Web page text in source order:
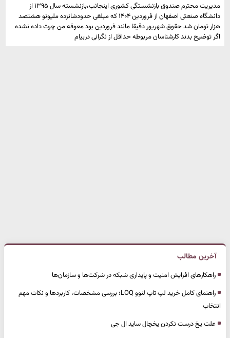
مدیریت محترم صندوق بازنشستگی کشوری اینجانب،بازنشسته سال ۱۳۹۵ از
دانشگاه صنعتی اصفهان از فروردین ۱۴۰۴ که مبلغی حدودشانزده ملیونو هشتصد
هزار تومان شد حقوق شهریور دقیقا مانند فروردین بود معوقه من چرت داده نشده
اگر توضیح بدند کارشناسان مربوطه حداقل از نگرانی دربیام
آخرین مطالب
راهکارهای افزایش امنیت و پایداری شبکه در شرکت‌ها و سازمان‌ها
راهنمای کامل خرید لپ تاپ لنوو LOQ؛ بررسی مشخصات، کاربردها و نکات مهم
انتخاب
علت یخ درست نکردن یخچال ساید ال جی